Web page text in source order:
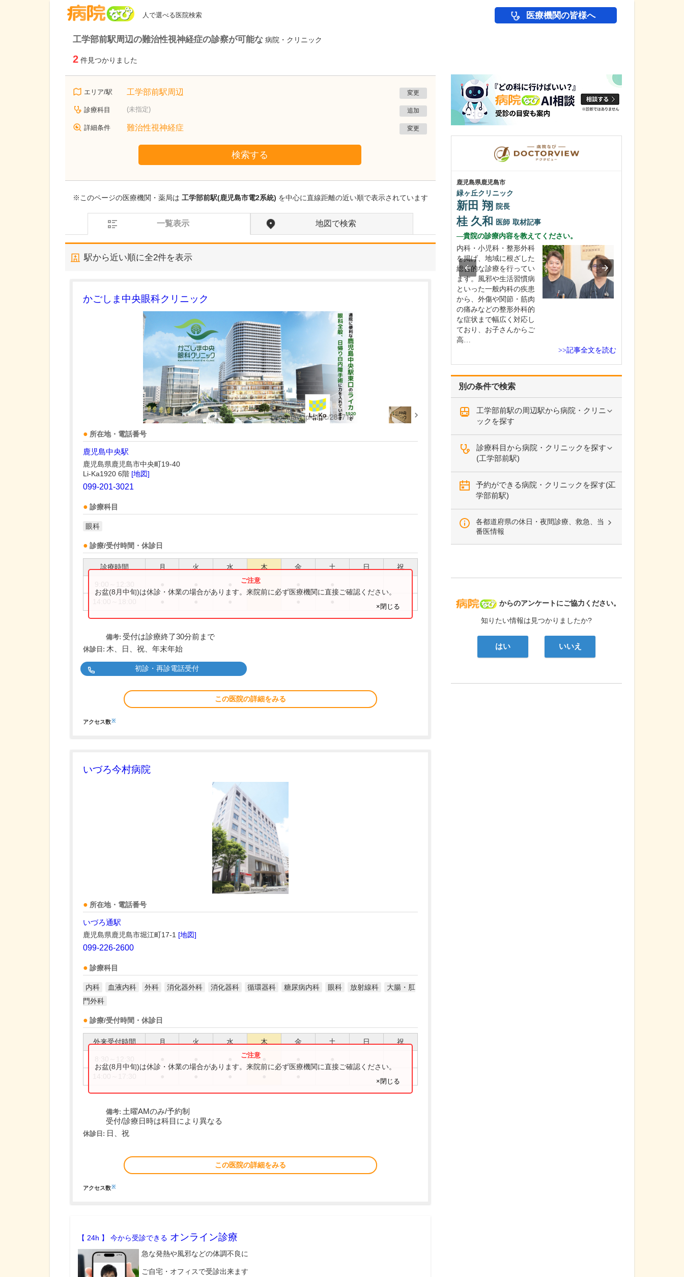
人で選べる医院検索 医療機関の皆様へ
工学部前駅周辺の難治性視神経症の診察が可能な 病院・クリニック
2 件見つかりました
エリア/駅 工学部前駅周辺 変更
診療科目 (未指定) 追加
詳細条件 難治性視神経症 変更
検索する
※このページの医療機関・薬局は 工学部前駅(鹿児島市電2系統) を中心に直線距離の近い順で表示されています
一覧表示 地図で検索
駅から近い順に全2件を表示
かごしま中央眼科クリニック
所在地・電話番号
鹿児島中央駅
鹿児島県鹿児島市中央町19-40
Li-Ka1920 6階 [地図]
099-201-3021
診療科目
眼科
診療/受付時間・休診日
診療時間 月 火 水 木 金 土 日 祝
お盆(8月中旬)は休診・休業の場合があります。来院前に必ず医療機関に直接ご確認ください。
×閉じる
備考: 受付は診療終了30分前まで
休診日: 木、日、祝、年末年始
初診・再診電話受付
この医院の詳細をみる
アクセス数※
いづろ今村病院
所在地・電話番号
いづろ通駅
鹿児島県鹿児島市堀江町17-1 [地図]
099-226-2600
診療科目
内科 血液内科 外科 消化器外科 消化器科 循環器科 糖尿病内科 眼科 放射線科
大腸・肛
門外科
診療/受付時間・休診日
外来受付時間 月 火 水 木 金 土 日 祝
お盆(8月中旬)は休診・休業の場合があります。来院前に必ず医療機関に直接ご確認ください。
×閉じる
備考: 土曜AMのみ/予約制
受付/診療日時は科目により異なる
休診日: 日、祝
この医院の詳細をみる
アクセス数※
【 24h 】 今から受診できる オンライン診療
急な発熱や風邪などの体調不良に
ご自宅・オフィスで受診出来ます
別の条件で検索
工学部前駅の周辺駅から病院・クリニ
ックを探す
診療科目から病院・クリニックを探す
(工学部前駅)
予約ができる病院・クリニックを探す(工
学部前駅)
各都道府県の休日・夜間診療、救急、当
番医情報
病院なび
からのアンケートにご協力ください。
知りたい情報は見つかりましたか?
はい いいえ
鹿児島県鹿児島市
緑ヶ丘クリニック
新田 翔 院長
桂 久和 医師 取材記事
貴院の診療内容を教えてください。
内科・小児科・整形外科
を掲げ、地域に根ざした
総合的な診療を行ってい
ます。風邪や生活習慣病
といった一般内科の疾患
から、外傷や関節・筋肉
の痛みなどの整形外科的
な症状まで幅広く対応し
ており、お子さんからご
高…
>>記事全文を読む
宮崎県都城市
野田医院
貴院の特長について教えてください。
大学病院で約10年、産婦
人科領域において数多く
を提供するために、外…